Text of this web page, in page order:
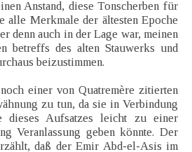
Anstand, diese Tonscherben für
alle Merkmale der ältesten Epoche
denn auch in der Lage war, meinen
betreffs des alten Stauwerks und
beizustimmen.
einer von Quatremère zitierten
zu tun, da sie in Verbindung
dieses Aufsatzes leicht zu einer
Veranlassung geben könnte. Der
daß der Emir Abd-el-Asis im